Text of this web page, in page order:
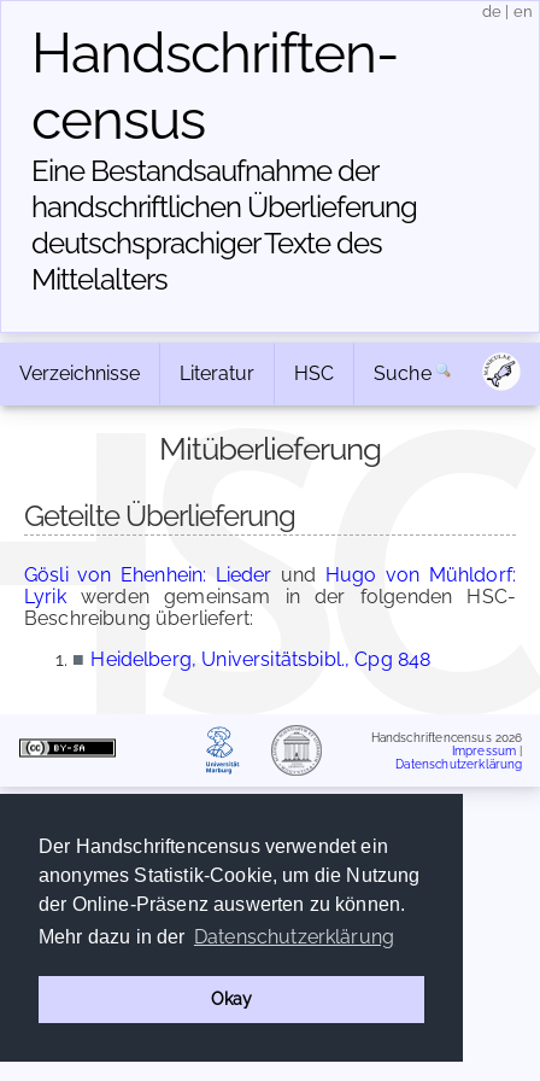
Der Handschriftencensus verwendet ein
anonymes Statistik-Cookie, um die Nutzung
der Online-Präsenz auswerten zu können.
Mehr dazu in der Datenschutzerklärung
Okay
Handschriften­
census
Eine Bestandsaufnahme der
handschriftlichen Über­lieferung
deutschsprachiger Texte des
Mittelalters
de en
Verzeichnisse Literatur HSC Suche
Mitüberlieferung
Geteilte Überlieferung
Gösli von Ehenhein: Lieder und Hugo von Mühldorf:
Lyrikwerden gemeinsam in der folgenden HSC-
Beschreibung überliefert:
■ Heidelberg, Universitätsbibl., Cpg 848
Handschriftencensus 2026
Impressum
Datenschutzerklärung